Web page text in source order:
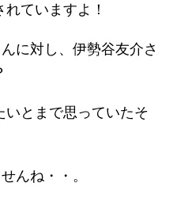
ていますよ！
に対し、伊勢谷友介さ
いとまで思っていたそ
んね・・。